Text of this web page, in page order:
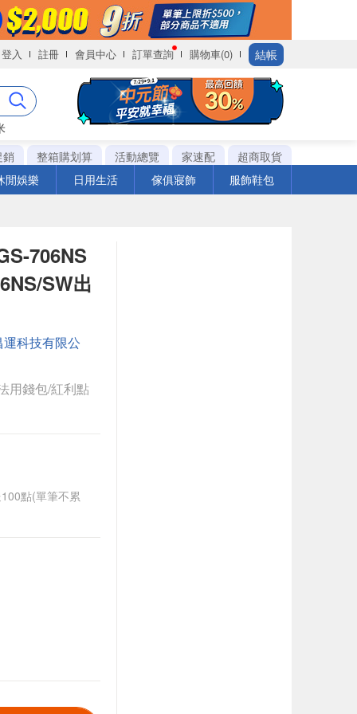
登入 註冊 會員中心 訂單查詢 購物車(0) 結帳
銷
整箱購划算 活動總覽 家速配
超商取貨
閒娛樂
日用生活 傢俱寢飾 服飾鞋包
706NS
SW出
運科技有限公
用錢包/紅利點
點(單筆不累